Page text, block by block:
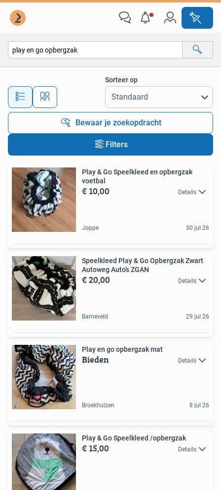
Alle afstanden…
Sorteer op
Bewaar je zoekopdracht
Filters
Play & Go Speelkleed en opbergzak
voetbal
€ 10,00 Details
Joppe 30 jul 26
Speelkleed Play & Go Opbergzak Zwart
Autoweg Auto’s ZGAN
€ 20,00 Details
Barneveld 29 jul 26
Play en go opbergzak mat
Bieden Details
Broekhuizen 8 jul 26
Play & Go Speelkleed /opbergzak
€ 15,00 Details